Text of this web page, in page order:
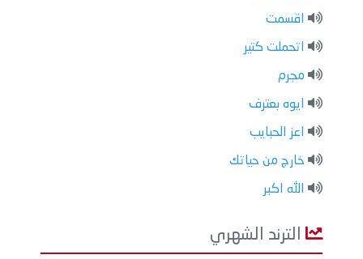
اقسمت
اتحملت كتير
مجرم
ايوه بعترف
اعز الحبايب
خارج من حياتك
الله اكبر
الترند الشهري